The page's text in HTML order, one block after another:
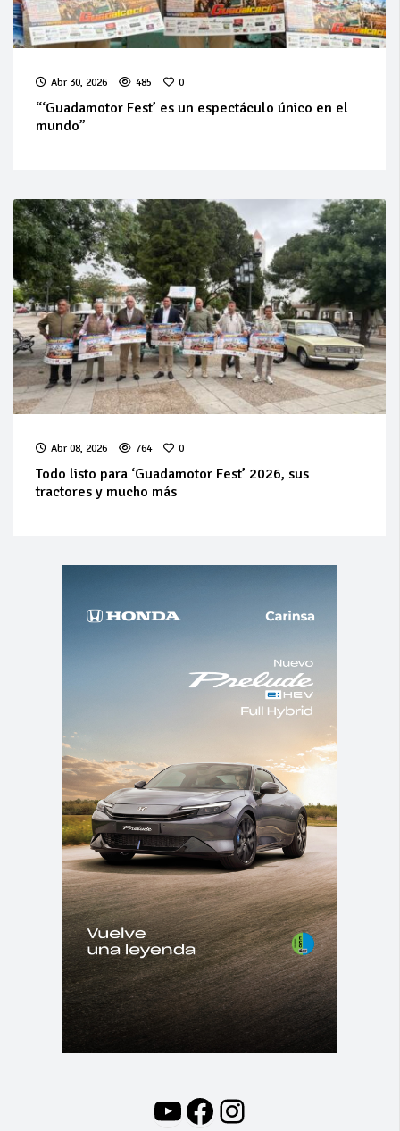
Abr 30, 2026 485 0
“‘Guadamotor Fest’ es un espectáculo único en el
mundo”
Abr 08, 2026 764 0
Todo listo para ‘Guadamotor Fest’ 2026, sus
tractores y mucho más
YouTube
Facebook
Instagram